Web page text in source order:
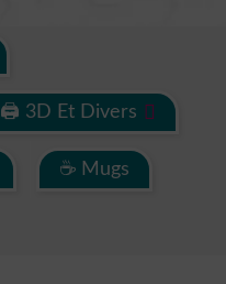
🖨 3D Et Divers
☕ Mugs